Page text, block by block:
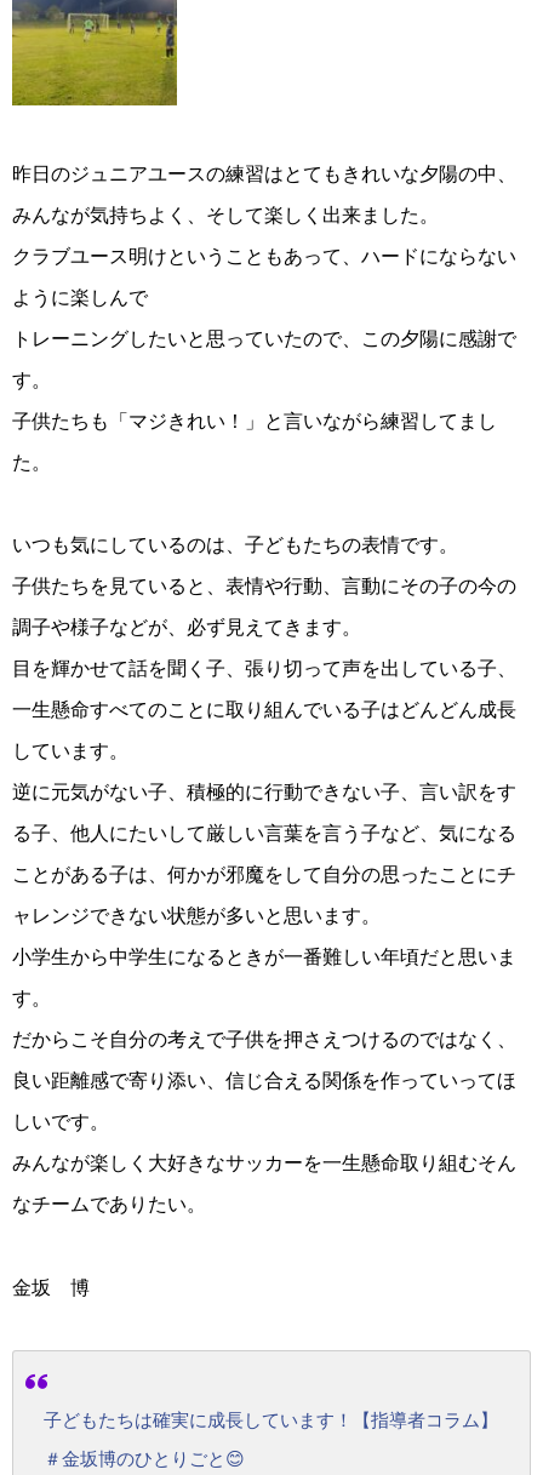
昨日のジュニアユースの練習はとてもきれいな夕陽の中、
みんなが気持ちよく、そして楽しく出来ました。
クラブユース明けということもあって、ハードにならない
ように楽しんで
トレーニングしたいと思っていたので、この夕陽に感謝で
す。
子供たちも「マジきれい！」と言いながら練習してまし
た。
いつも気にしているのは、子どもたちの表情です。
子供たちを見ていると、表情や行動、言動にその子の今の
調子や様子などが、必ず見えてきます。
目を輝かせて話を聞く子、張り切って声を出している子、
一生懸命すべてのことに取り組んでいる子はどんどん成長
しています。
逆に元気がない子、積極的に行動できない子、言い訳をす
る子、他人にたいして厳しい言葉を言う子など、気になる
ことがある子は、何かが邪魔をして自分の思ったことにチ
ャレンジできない状態が多いと思います。
小学生から中学生になるときが一番難しい年頃だと思いま
す。
だからこそ自分の考えで子供を押さえつけるのではなく、
良い距離感で寄り添い、信じ合える関係を作っていってほ
しいです。
みんなが楽しく大好きなサッカーを一生懸命取り組むそん
なチームでありたい。
金坂 博
子どもたちは確実に成長しています！【指導者コラム】
＃金坂博のひとりごと😊